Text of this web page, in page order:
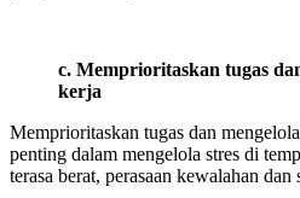
c. Memprioritaskan tugas
kerja
Memprioritaskan tugas dan
penting dalam mengelola stres di
terasa berat, perasaan kewalahan dan